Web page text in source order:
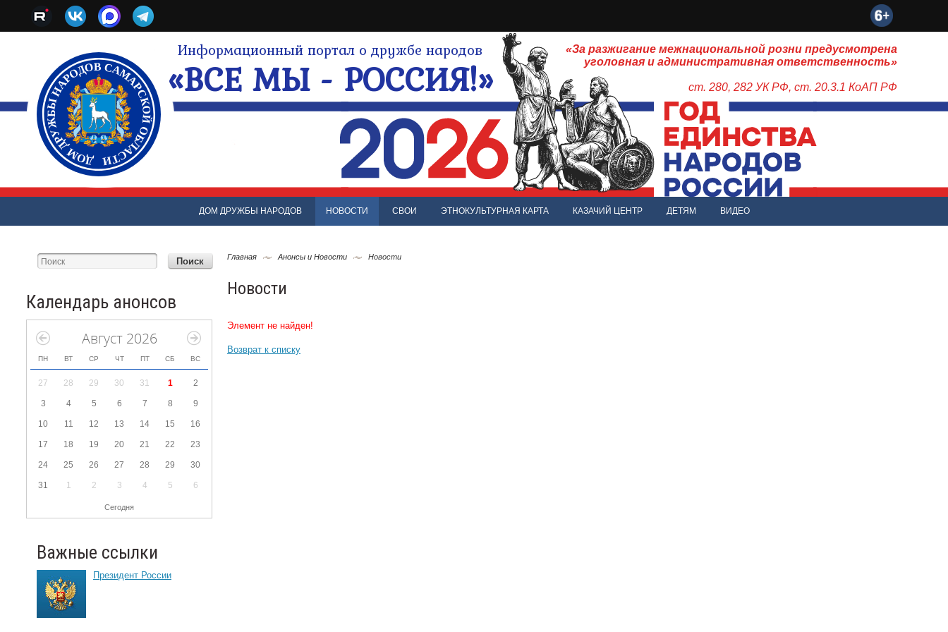
Информационный портал о дружбе народов
«ВСЕ МЫ - РОССИЯ!»
«За разжигание межнациональной розни предусмотрена
уголовная и административная ответственность»
ст. 280, 282 УК РФ, ст. 20.3.1 КоАП РФ
ДОМ ДРУЖБЫ НАРОДОВ НОВОСТИ СВОИ ЭТНОКУЛЬТУРНАЯ КАРТА КАЗАЧИЙ ЦЕНТР ДЕТЯМ ВИДЕО
Календарь анонсов
Август 2026
ПН ВТ СР ЧТ ПТ СБ ВС
27 28 29 30 31 1 2
3 4 5 6 7 8 9
10 11 12 13 14 15 16
17 18 19 20 21 22 23
24 25 26 27 28 29 30
31 1 2 3 4 5 6
Сегодня
Важные ссылки
Президент России
Главная Анонсы и Новости Новости
Новости
Элемент не найден!
Возврат к списку